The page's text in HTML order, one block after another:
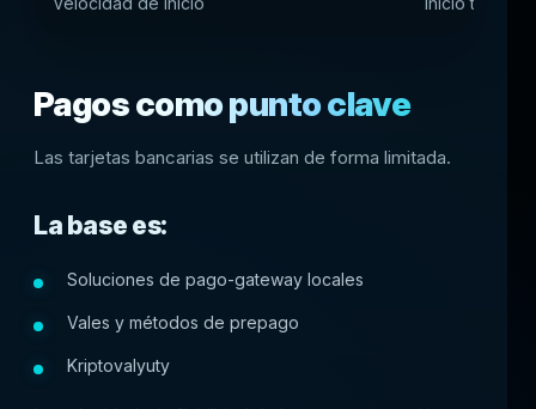
Pagos como punto clave
Las tarjetas bancarias se utilizan de forma limitada.
La base es:
Soluciones de pago-gateway locales
Vales y métodos de prepago
Kriptovalyuty